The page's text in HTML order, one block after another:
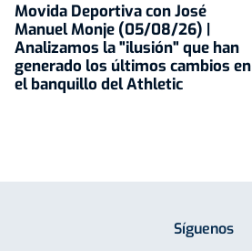
Movida Deportiva con José
Manuel Monje (05/08/26) |
Analizamos la "ilusión" que han
generado los últimos cambios en
el banquillo del Athletic
Síguenos